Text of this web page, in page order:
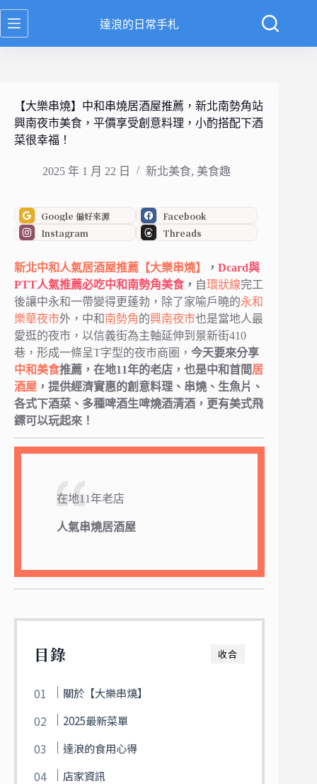
跳
至
達浪的日常手札
【大樂串燒】中和串燒居酒屋推薦，新北南勢角站
興南夜市美食，平價享受創意料理，小酌搭配下酒
菜很幸福！
2025 年 1 月 22 日 新北美食, 美食趣
Google 偏好來源
Facebook
Instagram
Threads
新北中和 人氣居酒屋推薦 【大樂串燒】 ， Dcard與
PTT人氣推薦必吃中和南勢角美食， 自環狀線完工
後讓中永和一帶變得更蓬勃，除了家喻戶曉的永和
樂華夜市外，中和南勢角的興南夜市也是當地人最
愛逛的夜市，以信義街為主軸延伸到景新街410
巷，形成一條呈T字型的夜市商圈， 今天要來分享
中和美食推薦，在地11年的老店，也是中和首間居
酒屋 ，提供經濟實惠的創意料理、串燒、生魚片、
各式下酒菜、多種啤酒生啤燒酒清酒，更有美式飛
鏢可以玩起來！
在地11年老店
人氣串燒居酒屋
收合
目錄
關於【大樂串燒】
2025最新菜單
達浪的食用心得
店家資訊